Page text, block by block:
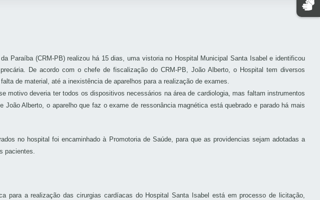
Paraíba (CRM-PB) realizou há 15 dias, uma vistoria no Hospital Municipal Santa Isabel e identificou
De acordo com o chefe de fiscalização do CRM-PB, João Alberto, o Hospital tem diversos
de material, até a inexistência de aparelhos para a realização de exames.
motivo deveria ter todos os dispositivos necessários na área de cardiologia, mas faltam instrumentos
João Alberto, o aparelho que faz o exame de ressonância magnética está quebrado e parado há mais
no hospital foi encaminhado à Promotoria de Saúde, para que as providencias sejam adotadas a
pacientes.
para a realização das cirurgias cardíacas do Hospital Santa Isabel está em processo de licitação,